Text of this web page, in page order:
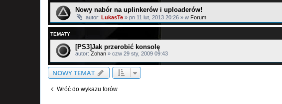
Nowy nabór na uplinkerów i uploaderów!
autor: LukasTe » pn 11 lut, 2013 20:26 » w Forum
TEMATY
[PS3]Jak przerobić konsolę
autor: Zohan » czw 29 sty, 2009 09:43
NOWY TEMAT
Wróć do wykazu forów